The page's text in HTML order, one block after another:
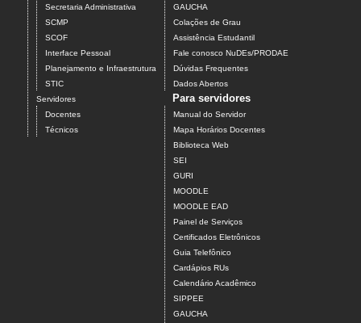
Secretaria Administrativa
SCMP
SCOF
Interface Pessoal
Planejamento e Infraestrutura
STIC
Servidores
Docentes
Técnicos
GAUCHA
Colações de Grau
Assistência Estudantil
Fale conosco NuDEs/PRODAE
Dúvidas Frequentes
Dados Abertos
Para servidores
Manual do Servidor
Mapa Horários Docentes
Biblioteca Web
SEI
GURI
MOODLE
MOODLE EAD
Painel de Serviços
Certificados Eletrônicos
Guia Telefônico
Cardápios RUs
Calendário Acadêmico
SIPPEE
GAUCHA